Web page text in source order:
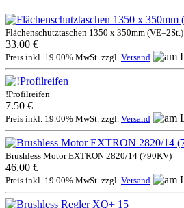
Flächenschutztaschen 1350 x 350mm (VE=2St.)
33.00 €
Preis inkl. 19.00% MwSt. zzgl. Versand
!Profilreifen
7.50 €
Preis inkl. 19.00% MwSt. zzgl. Versand
Brushless Motor EXTRON 2820/14 (790KV)
46.00 €
Preis inkl. 19.00% MwSt. zzgl. Versand